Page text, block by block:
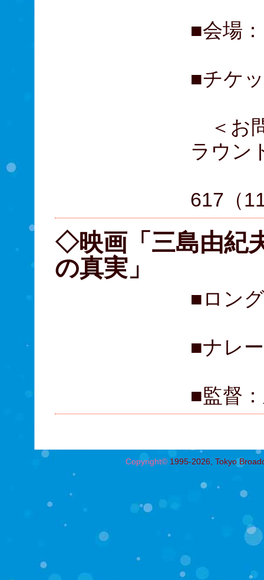
■会場
■チケ
＜お
ラウン
617（
◇映画「三島由紀
の真実」
■ロン
■ナレ
■監督
Copyright©1995-2026, Tokyo